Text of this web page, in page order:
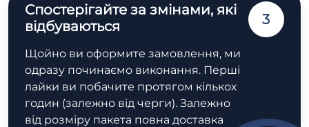
Спостерігайте за змінами, які
відбуваються
Щойно ви оформите замовлення, ми
одразу починаємо виконання. Перші
лайки ви побачите протягом кількох
годин (залежно від черги). Залежно
від розміру пакета повна доставка
3